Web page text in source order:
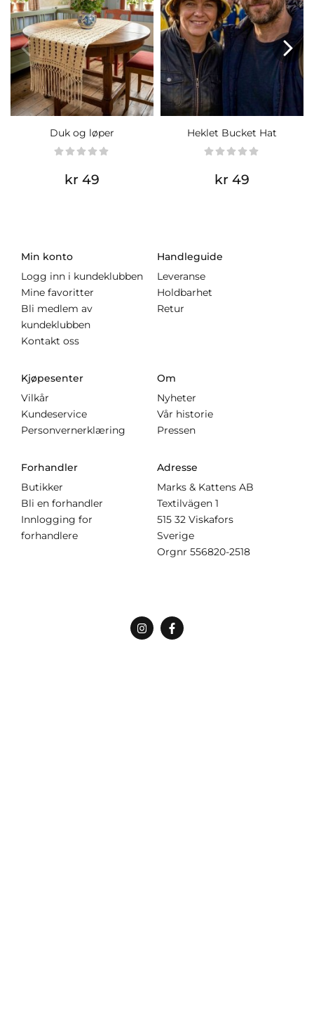
Duk og løper
kr 49
Heklet Bucket Hat
kr 49
Min konto
Logg inn i kundeklubben
Mine favoritter
Bli medlem av
kundeklubben
Kontakt oss
Handleguide
Leveranse
Holdbarhet
Retur
Kjøpesenter
Vilkår
Kundeservice
Personvernerklæring
Om
Nyheter
Vår historie
Pressen
Forhandler
Butikker
Bli en forhandler
Innlogging for
forhandlere
Adresse
Marks & Kattens AB
Textilvägen 1
515 32 Viskafors
Sverige
Orgnr 556820-2518